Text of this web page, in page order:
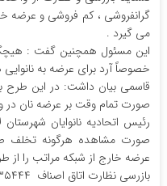
گرانفروشی ، کم فروشی و عرضه
می گیرد .
این مسئول همچنین گفت :
خصوصاً آرد برای عرضه به نانوایی
قاسمی بیان داشت: در این طرح
صورت تمام وقت بر عرضه نان
رئیس اتحادیه نانوایان
صورت مشاهده هرگونه تخلف
بازرسی نظارت اتاق اصناف ۴۲۲۳۵۴۴۴ اطلاع رسانی کنند.